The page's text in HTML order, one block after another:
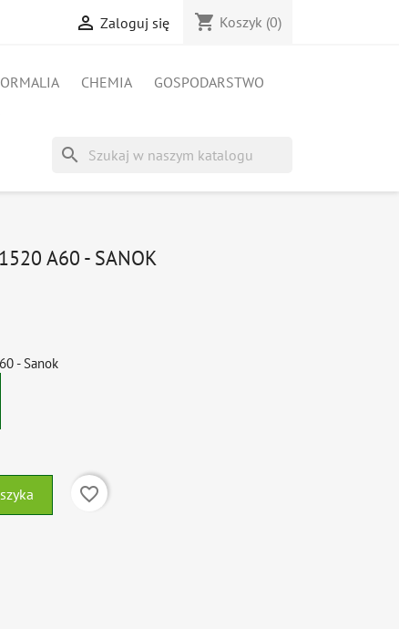
 Zaloguj się shopping_cart Koszyk (0)
CHEMIA
GOSPODARSTWO
search
A60 - SANOK
- Sanok
favorite_border